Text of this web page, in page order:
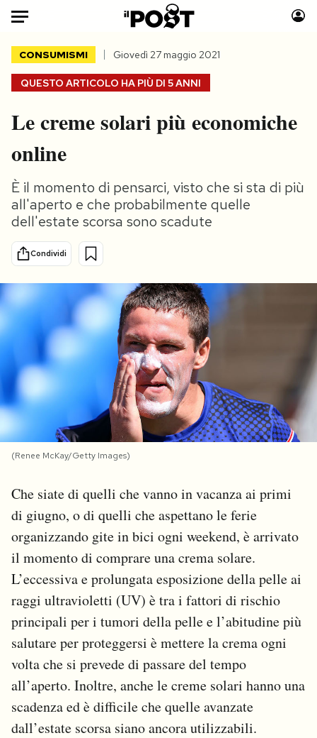
Auto
HOME
Italia
Politica
Internet
Scienza
Cultura
Economia
Sport
Moda
Storie/Idee
Ok Boomer!
Media
Mondiali calcio 2026
NEWSLETTER
I MIEI PREFERITI
SHOP
CALENDARIO
AREA PERSONALE
Newsletter
Notifiche mobile
Regala il Post
Hai bisogno di aiuto?
QUESTO ARTICOLO HA PIÙ DI 5 ANNI
CONSUMISMI Giovedì 27 maggio 2021
Le creme solari più economiche
online
È il momento di pensarci, visto che si sta di più
all'aperto e che probabilmente quelle
dell'estate scorsa sono scadute
Condividi
(Renee McKay/Getty Images)
Che siate di quelli che vanno in vacanza ai primi
di giugno, o di quelli che aspettano le ferie
organizzando gite in bici ogni weekend, è arrivato
il momento di comprare una crema solare.
L’eccessiva e prolungata esposizione della pelle ai
raggi ultravioletti (UV) è tra i fattori di rischio
principali per i tumori della pelle e l’abitudine più
salutare per proteggersi è mettere la crema ogni
volta che si prevede di passare del tempo
all’aperto. Inoltre, anche le creme solari hanno una
scadenza ed è difficile che quelle avanzate
dall’estate scorsa siano ancora utilizzabili.